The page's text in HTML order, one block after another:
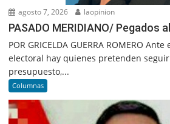
agosto 7, 2026 laopinion
PASADO MERIDIANO/ Pegados
POR GRICELDA GUERRA ROMERO
electoral hay quienes pretenden
presupuesto,...
Columnas